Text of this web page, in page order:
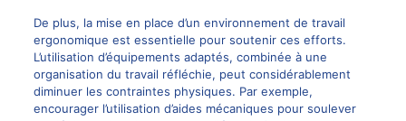
De plus, la mise en place d’un environnement de travail
ergonomique est essentielle pour soutenir ces efforts.
L’utilisation d’équipements adaptés, combinée à une
organisation du travail réfléchie, peut considérablement
diminuer les contraintes physiques. Par exemple,
encourager l’utilisation d’aides mécaniques pour soulever